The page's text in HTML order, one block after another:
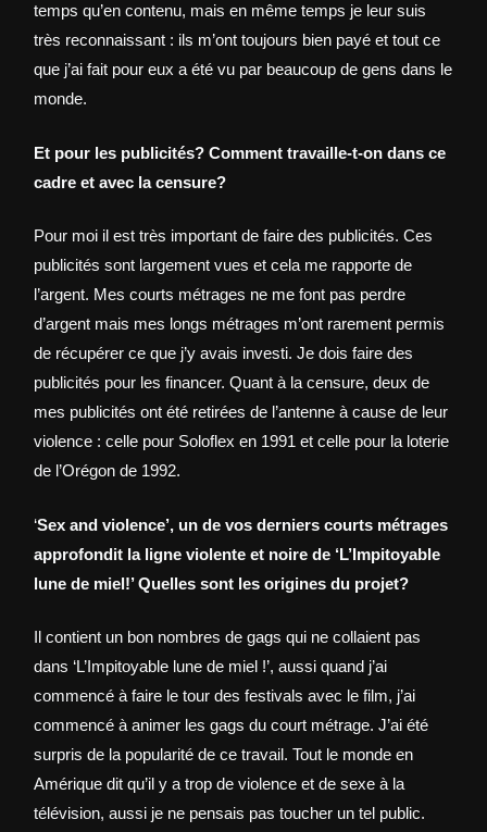
temps qu’en contenu, mais en même temps je leur suis
très reconnaissant : ils m’ont toujours bien payé et tout ce
que j’ai fait pour eux a été vu par beaucoup de gens dans le
monde.
Et pour les publicités? Comment travaille-t-on dans ce
cadre et avec la censure?
Pour moi il est très important de faire des publicités. Ces
publicités sont largement vues et cela me rapporte de
l’argent. Mes courts métrages ne me font pas perdre
d’argent mais mes longs métrages m’ont rarement permis
de récupérer ce que j’y avais investi. Je dois faire des
publicités pour les financer. Quant à la censure, deux de
mes publicités ont été retirées de l’antenne à cause de leur
violence : celle pour Soloflex en 1991 et celle pour la loterie
de l’Orégon de 1992.
‘Sex and violence’, un de vos derniers courts métrages
approfondit la ligne violente et noire de ‘L’Impitoyable
lune de miel!’ Quelles sont les origines du projet?
Il contient un bon nombres de gags qui ne collaient pas
dans ‘L’Impitoyable lune de miel !’, aussi quand j’ai
commencé à faire le tour des festivals avec le film, j’ai
commencé à animer les gags du court métrage. J’ai été
surpris de la popularité de ce travail. Tout le monde en
Amérique dit qu’il y a trop de violence et de sexe à la
télévision, aussi je ne pensais pas toucher un tel public.